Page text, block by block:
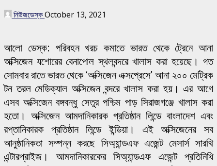
নিউজডেস্কOctober 13, 2021
আলো ডেস্ক: পরিবহন খরচ কমাতে ভারত থেকে ট্রেনে আনা
অক্সিজেন যশোরের বেনাপোল স্থলবন্দরে খালাস করা হয়েছে। গত
সোমবার রাতে ভারত থেকে ‘অক্সিজেন এক্সপ্রেসে’ আনা ২০০ মেট্রিক
টন তরল মেডিক্যাল অক্সিজেন বন্দরে খালাস করা হয়। এর আগে
এসব অক্সিজেন বঙ্গবন্ধু সেতুর পশ্চিম পাড় সিরাজগঞ্জে খালাস করা
হতো। অক্সিজেন আমদানিকারক প্রতিষ্ঠান লিন্ডে বাংলাদেশ এবং
রপ্তানিকারক প্রতিষ্ঠান লিন্ডে ইন্ডিয়া। এই অক্সিজেনের সব
আনুষ্ঠানিকতা সম্পন্ন করছে সিঅ্যান্ডএফ এজেন্ট মেসার্স সারথি
এন্টারপ্রাইজ। আমদানিকারকের সিঅ্যান্ডএফ এজেন্ট প্রতিনিধি